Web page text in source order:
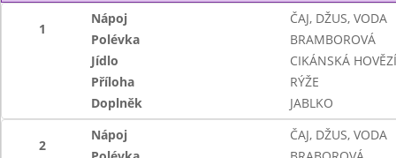
1
Nápoj
ČAJ, DŽUS, VODA
Polévka
BRAMBOROVÁ
Jídlo
CIKÁNSKÁ
Příloha
RÝŽE
Doplněk
JABLKO
2
Nápoj
ČAJ, DŽUS, VODA